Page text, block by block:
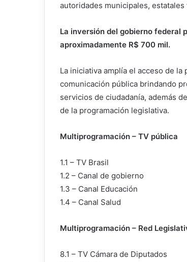
autoridades municipales, estatales
La inversión del gobierno federal
aproximadamente R$ 700 mil.
La iniciativa amplía el acceso de
comunicación pública brindando
servicios de ciudadanía, además
de la programación legislativa.
Multiprogramación – TV pública
1.1 – TV Brasil
1.2 – Canal de gobierno
1.3 – Canal Educación
1.4 – Canal Salud
Multiprogramación – Red
8.1 – TV Cámara de Diputados